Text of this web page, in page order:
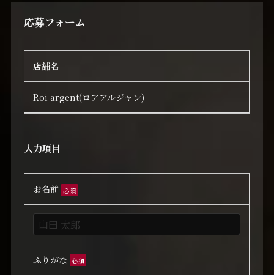
応募フォーム
店舗名
Roi argent(ロアアルジャン)
入力項目
お名前 必須
ふりがな 必須